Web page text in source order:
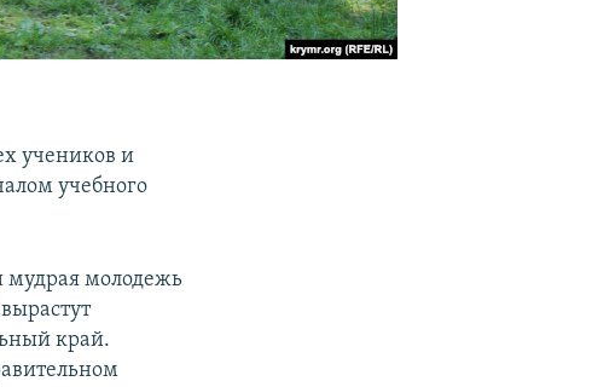
учеников и
учебного
мудрая молодежь
край.